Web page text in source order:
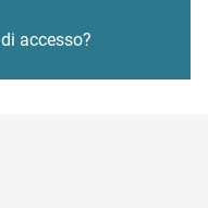
accesso?